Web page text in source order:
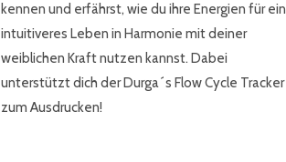
kennen und erfährst, wie du ihre Energien für ein
intuitiveres Leben in Harmonie mit deiner
weiblichen Kraft nutzen kannst. Dabei
unterstützt dich der Durga´s Flow Cycle Tracker
zum Ausdrucken!